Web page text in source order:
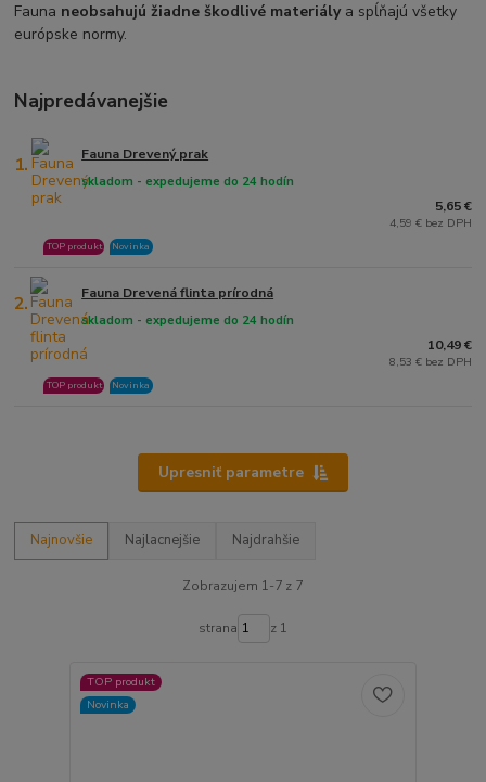
Fauna neobsahujú žiadne škodlivé materiálya spĺňajú všetky
európske normy.
Najpredávanejšie
1. Fauna Drevený prak
skladom - expedujeme do 24 hodín
TOP produkt Novinka
5,65 €
4,59 € bez DPH
2. Fauna Drevená flinta prírodná
skladom - expedujeme do 24 hodín
TOP produkt Novinka
10,49 €
8,53 € bez DPH
Upresniť parametre
Najnovšie Najlacnejšie Najdrahšie
Zobrazujem 1-7 z 7
strana z 1
TOP produkt
Novinka